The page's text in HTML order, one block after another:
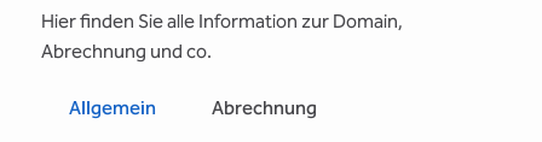
Hier finden Sie alle Information zur Domain,
Abrechnung und co.
Allgemein Abrechnung